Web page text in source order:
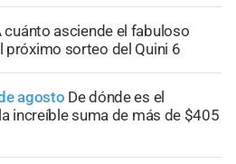
cuánto asciende el fabuloso
próximo sorteo del Quini 6
agosto De dónde es el
increíble suma de más de $405